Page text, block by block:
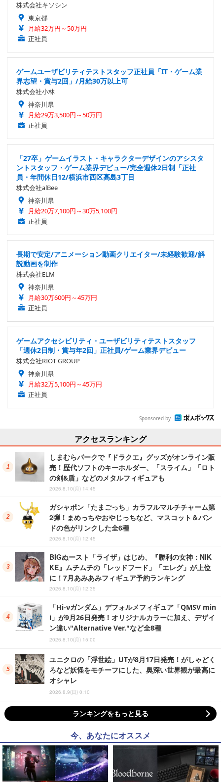
株式会社キソシン
東京都
月給32万円～50万円
正社員
ゲームユーザビリティテストスタッフ正社員「IT・ゲーム業
界志望・賞与2回」/月給30万以上可
株式会社小林
神奈川県
月給29万3,500円～50万円
正社員
「27卒」ゲームイラスト・キャラクターデザインのアシスタ
ントスタッフ・ゲーム業界デビュー/完全週休2日制「正社
員・年間休日12/横浜市西区高島3丁目
株式会社alBee
神奈川県
月給20万7,100円～30万5,100円
正社員
長期で安定/アニメーション動画クリエイター/未経験歓迎/解
説動画を制作
株式会社ELM
神奈川県
月給30万600円～45万円
正社員
ゲームアクセシビリティ・ユーザビリティテストスタッフ
「週休2日制・賞与年2回」正社員/ゲーム業界デビュー
株式会社RIOT GROUP
神奈川県
月給32万5,100円～45万円
正社員
Sponsored by
アクセスランキング
しまむらパークで『ドラクエ』グッズがオンライン販
売！歴代ソフトのキーホルダー、「スライム」「ロト
の剣&盾」などのメタルフィギュアも
2026.8.10(月) 14:45
ガシャポン「たまごっち」カラフルマルチチャーム第
2弾！まめっちやおやじっちなど、マスコット＆バン
ドの色がリンクした全6種
2026.8.10(月) 12:45
BIGぬースト「ライザ」はじめ、『勝利の女神：NIK
KE』ムチムチの「レッドフード」「エレグ」が上位
に！7月あみあみフィギュア予約ランキング
2026.8.10(月) 12:35
「Hi-νガンダム」デフォルメフィギュア「QMSV min
i」が9月26日発売！オリジナルカラーに加え、デザイ
ン違い"Alternative Ver."など全8種
2026.8.10(月) 15:00
ユニクロの「浮世絵」UTが8月17日発売！がしゃどく
ろなど妖怪をモチーフにした、奥深い世界観が最高に
オシャレ
2026.8.9(日) 0:10
ランキングをもっと見る
今、あなたにオススメ